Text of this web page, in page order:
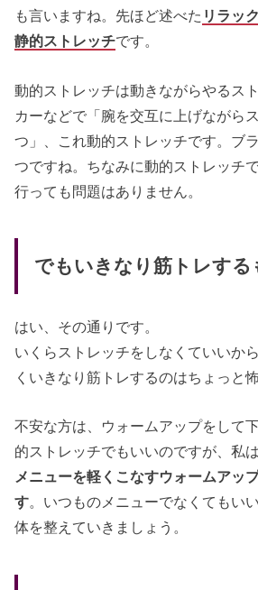
も言いますね。先ほど述べた リラッ
静的ストレッチです。
動的ストレッチは動きながらやるス
カーなどで「腕を交互に上げながら
つ」、これ動的ストレッチです。ブ
つですね。ちなみに動的ストレッチ
行っても問題はありません。
でもいきなり筋トレする
はい、その通りです。
いくらストレッチをしなくていいか
くいきなり筋トレするのはちょっと
不安な方は、ウォームアップをして
的ストレッチでもいいのですが、私
メニューを軽くこなすウォームアッ
す。いつものメニューでなくてもい
体を整えていきましょう。